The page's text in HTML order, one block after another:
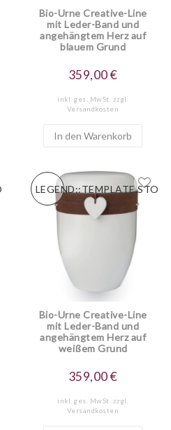
Bio-Urne Creative-Line
mit Leder-Band und
angehängtem Herz auf
blauem Grund
359,00 €
inkl. ges. MwSt. zzgl.
Versandkosten
In den Warenkorb
Bio-Urne Creative-Line
mit Leder-Band und
angehängtem Herz auf
weißem Grund
359,00 €
inkl. ges. MwSt. zzgl.
Versandkosten